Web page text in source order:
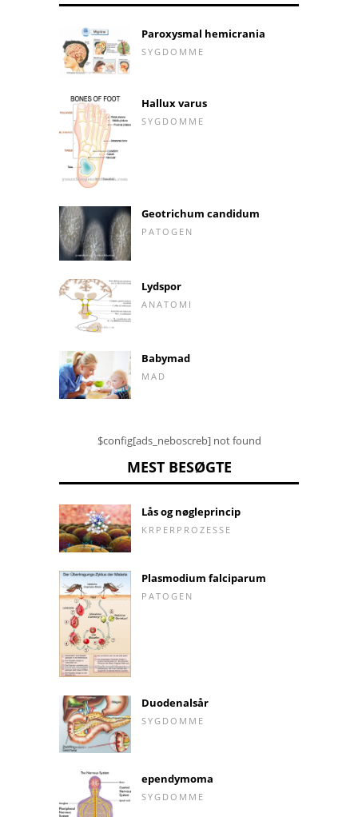
Paroxysmal hemicrania
SYGDOMME
Hallux varus
SYGDOMME
Geotrichum candidum
PATOGEN
Lydspor
ANATOMI
Babymad
MAD
$config[ads_neboscreb] not found
MEST BESØGTE
Lås og nøgleprincip
KRPERPROZESSE
Plasmodium falciparum
PATOGEN
Duodenalsår
SYGDOMME
ependymoma
SYGDOMME